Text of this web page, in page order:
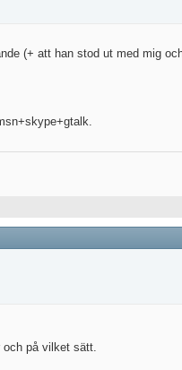
(+ att han stod ut med mig
och på vilket sätt.